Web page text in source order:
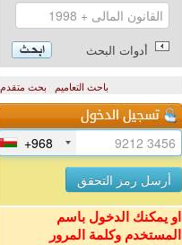
أدوات البحث
باحث التعاميم بحث متقدم
+968
او يمكنك الدخول باسم
المستخدم وكلمة المرور